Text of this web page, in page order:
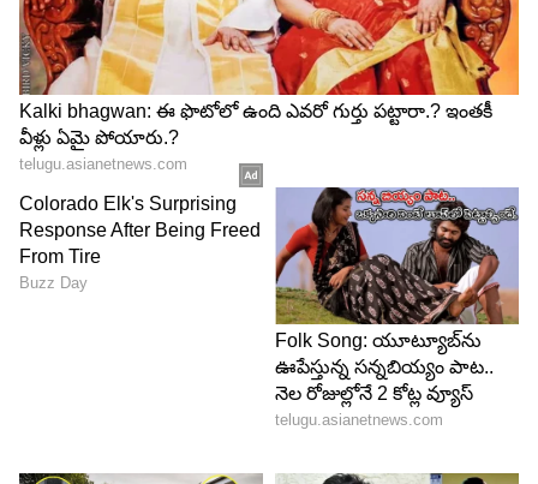
సీసాలో వేసి ఫ్రిజ్‌లో భద్రపరచండి. ఇలా కూడా ఎక్కువ
రోజులు స్టోర్ చేసుకోవచ్చు.
గమనిక...
అయితే.. కరివేపాకును నిల్వ చేయడానికి ముందు కొన్ని
తప్పులు చేయకూడదు. నీటితో శుభ్రం చేసిన తర్వాత...
ఎండలో ఆరబెట్టకూడదు. ఎండలో ఆరబెడితే.. కరివేపాకు
అసలైన సువాసన, రుచి తగ్గిపోతాయి. వాటిని ఎప్పుడూ
ఫ్యాన్ కింద మాత్రమే ఆరబెట్టాలి.